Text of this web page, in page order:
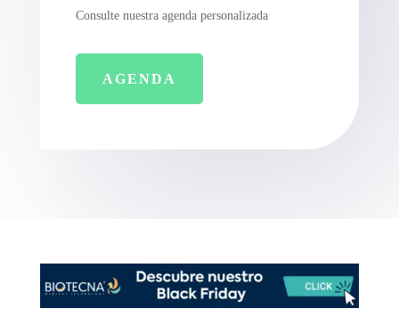
Consulte nuestra agenda personalizada
AGENDA